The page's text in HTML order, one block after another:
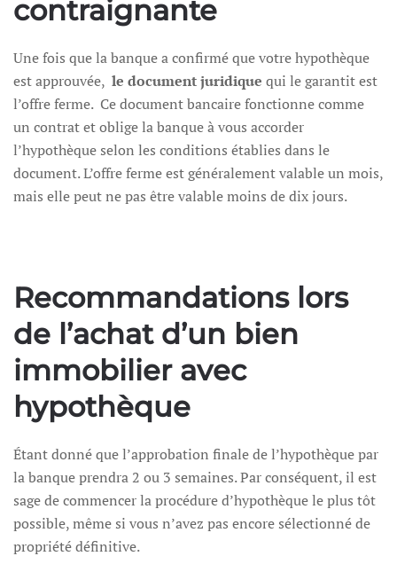
contraignante
Une fois que la banque a confirmé que votre hypothèque
est approuvée, le document juridique qui le garantit est
l’offre ferme. Ce document bancaire fonctionne comme
un contrat et oblige la banque à vous accorder
l’hypothèque selon les conditions établies dans le
document. L’offre ferme est généralement valable un mois,
mais elle peut ne pas être valable moins de dix jours.
Recommandations lors
de l’achat d’un bien
immobilier avec
hypothèque
Étant donné que l’approbation finale de l’hypothèque par
la banque prendra 2 ou 3 semaines. Par conséquent, il est
sage de commencer la procédure d’hypothèque le plus tôt
possible, même si vous n’avez pas encore sélectionné de
propriété définitive.